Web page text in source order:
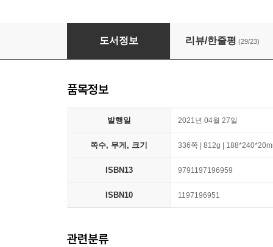
1시간에 만드는 일주일 반찬
도서정보 리뷰/한줄평 (29/23)
품목정보
발행일 2021년 04월 27일
쪽수, 무게, 크기 336쪽 | 812g |
ISBN13 9791197196959
ISBN10 1197196951
관련분류